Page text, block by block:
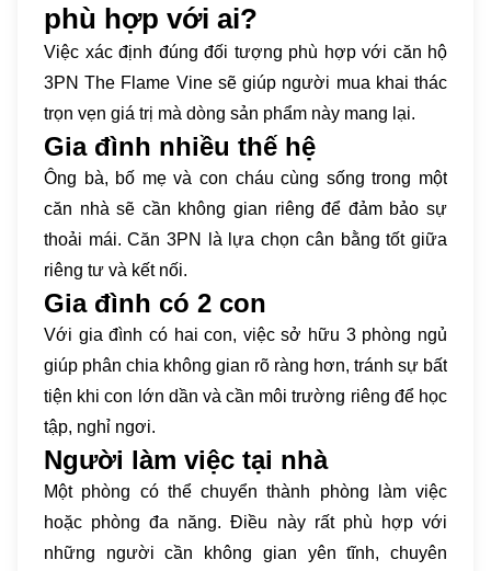
phù hợp với ai?
Việc xác định đúng đối tượng phù hợp với căn hộ
3PN The Flame Vine sẽ giúp người mua khai thác
trọn vẹn giá trị mà dòng sản phẩm này mang lại.
Gia đình nhiều thế hệ
Ông bà, bố mẹ và con cháu cùng sống trong một
căn nhà sẽ cần không gian riêng để đảm bảo sự
thoải mái. Căn 3PN là lựa chọn cân bằng tốt giữa
riêng tư và kết nối.
Gia đình có 2 con
Với gia đình có hai con, việc sở hữu 3 phòng ngủ
giúp phân chia không gian rõ ràng hơn, tránh sự bất
tiện khi con lớn dần và cần môi trường riêng để học
tập, nghỉ ngơi.
Người làm việc tại nhà
Một phòng có thể chuyển thành phòng làm việc
hoặc phòng đa năng. Điều này rất phù hợp với
những người cần không gian yên tĩnh, chuyên